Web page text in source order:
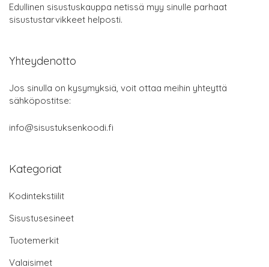
Edullinen sisustuskauppa netissä myy sinulle parhaat
sisustustarvikkeet helposti.
Yhteydenotto
Jos sinulla on kysymyksiä, voit ottaa meihin yhteyttä
sähköpostitse:
info@sisustuksenkoodi.fi
Kategoriat
Kodintekstiilit
Sisustusesineet
Tuotemerkit
Valaisimet